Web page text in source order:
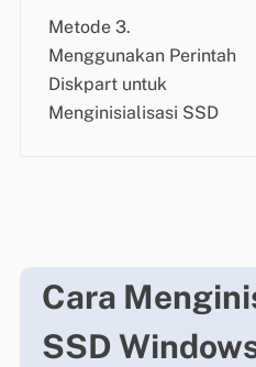
Metode 3.
Menggunakan Perintah
Diskpart untuk
Menginisialisasi SSD
Cara
SSD